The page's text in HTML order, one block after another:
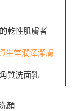
乾性肌膚者
生堂潤澤潔膚
質洗面乳
顏